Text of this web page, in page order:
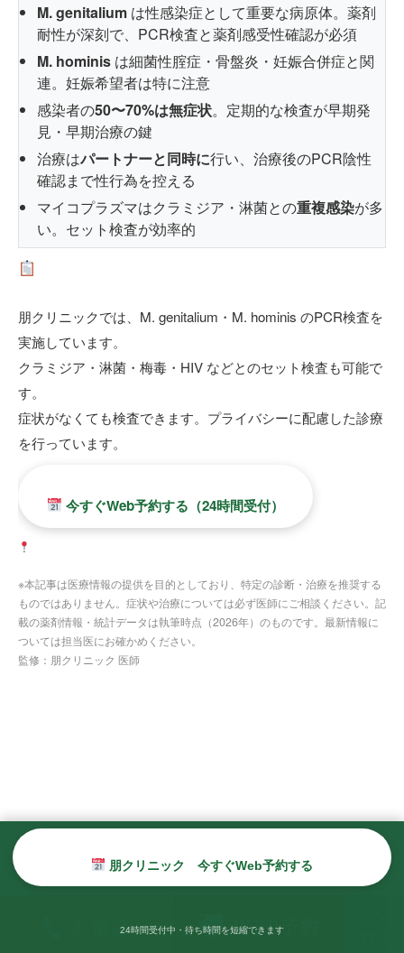
朋クリニック 今すぐWeb予約する
24時間受付中・待ち時間を短縮できます
M. genitalium は性感染症として重要な病原体。薬剤
耐性が深刻で、PCR検査と薬剤感受性確認が必須
M. hominis は細菌性腟症・骨盤炎・妊娠合併症と関
連。妊娠希望者は特に注意
感染者の50〜70%は無症状。定期的な検査が早期発
見・早期治療の鍵
治療はパートナーと同時に行い、治療後のPCR陰性
確認まで性行為を控える
マイコプラズマはクラミジア・淋菌との重複感染が多
い。セット検査が効率的
朋クリニックでは、M. genitalium・M. hominis のPCR検査を
実施しています。
クラミジア・淋菌・梅毒・HIV などとのセット検査も可能で
す。
症状がなくても検査できます。プライバシーに配慮した診療
を行っています。
今すぐWeb予約する（24時間受付）
※本記事は医療情報の提供を目的としており、特定の診断・治療を推奨する
ものではありません。症状や治療については必ず医師にご相談ください。記
載の薬剤情報・統計データは執筆時点（2026年）のものです。最新情報に
ついては担当医にお確かめください。
監修：朋クリニック 医師